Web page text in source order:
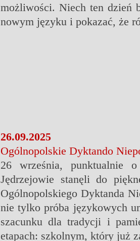
możliwości. Niech ten dzień
nowym języku i pokazać, że
26.09.2025
Ogólnopolskie Dyktando
26 września, punktualnie
Jędrzejowie stanęli do
Ogólnopolskiego Dyktanda
nie tylko próba językowych
szacunku dla tradycji i
etapach: szkolnym, który już